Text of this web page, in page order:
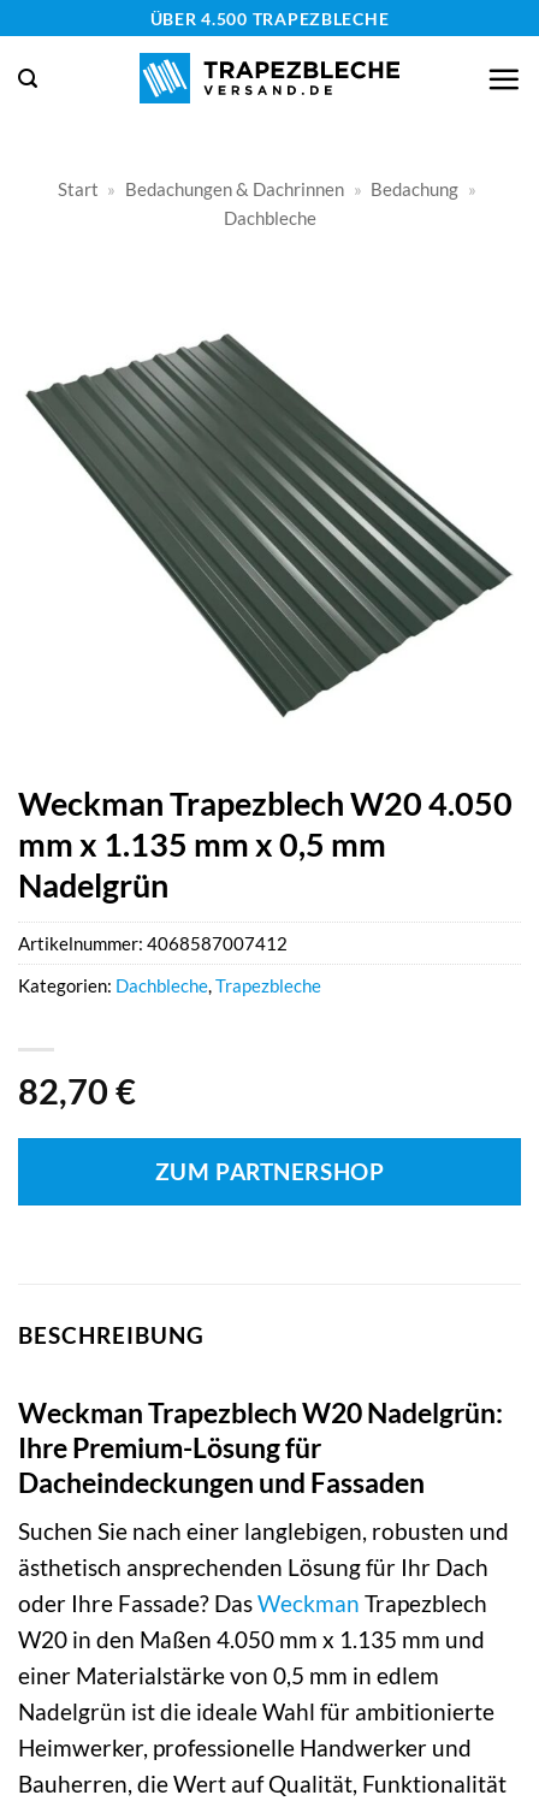
springen
ÜBER 4.500 TRAPEZBLECHE
Start » Bedachungen & Dachrinnen » Bedachung »
Dachbleche
Weckman Trapezblech W20 4.050
mm x 1.135 mm x 0,5 mm
Nadelgrün
82,70 €
ZUM PARTNERSHOP
Artikelnummer: 4068587007412
Kategorien: Dachbleche,Trapezbleche
BESCHREIBUNG
Weckman Trapezblech W20 Nadelgrün:
Ihre Premium-Lösung für
Dacheindeckungen und Fassaden
Suchen Sie nach einer langlebigen, robusten und
ästhetisch ansprechenden Lösung für Ihr Dach
oder Ihre Fassade? DasWeckman Trapezblech
W20 in den Maßen 4.050 mm x 1.135 mm und
einer Materialstärke von 0,5 mm in edlem
Nadelgrün ist die ideale Wahl für ambitionierte
Heimwerker, professionelle Handwerker und
Bauherren, die Wert auf Qualität, Funktionalität